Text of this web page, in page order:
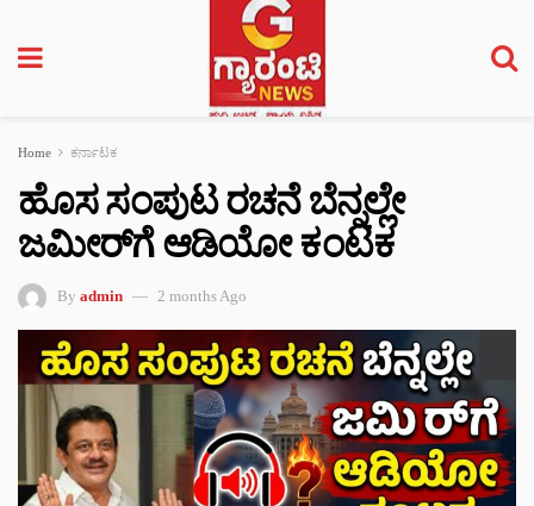
Home ಕರ್ನಾಟಕ
ಹೊಸ ಸಂಪುಟ ರಚನೆ ಬೆನ್ನಲ್ಲೇ
ಜಮೀರ್‌ಗೆ ಆಡಿಯೋ ಕಂಟಕ
By admin 2 months Ago